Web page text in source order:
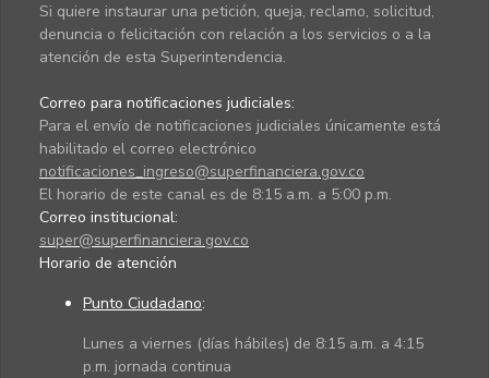
Si quiere instaurar una petición, queja, reclamo, solicitud,
denuncia o felicitación con relación a los servicios o a la
atención de esta Superintendencia.
Correo para notificaciones judiciales:
Para el envío de notificaciones judiciales únicamente está
habilitado el correo electrónico
notificaciones_ingreso@superfinanciera.gov.co
El horario de este canal es de 8:15 a.m. a 5:00 p.m.
Correo institucional:
super@superfinanciera.gov.co
Horario de atención
Punto Ciudadano:
Lunes a viernes (días hábiles) de 8:15 a.m. a 4:15
p.m. jornada continua